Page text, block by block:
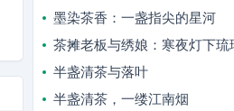
墨染茶香：一盏指尖的星河
茶摊老板与绣娘：寒夜灯下琉
半盏清茶与落叶
半盏清茶，一缕江南烟